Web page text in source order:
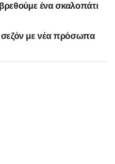
ένα σκαλοπάτι
σεζόν με νέα πρόσωπα